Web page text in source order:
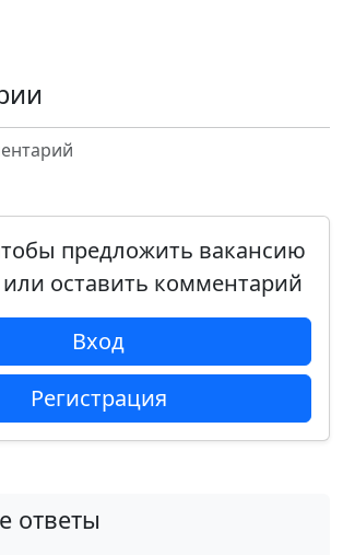
предложить вакансию
оставить комментарий
Вход
Регистрация
ответы